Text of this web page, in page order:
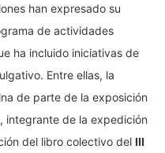
han expresado su
de actividades
ha incluido iniciativas de
Entre ellas, la
de parte de la exposición
, integrante de la expedición
del libro colectivo del III